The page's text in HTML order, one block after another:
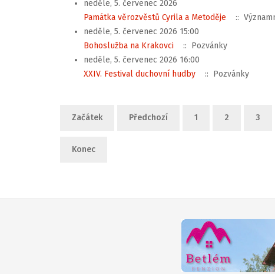
neděle, 5. červenec 2026
Památka věrozvěstů Cyrila a Metoděje
::
neděle, 5. červenec 2026 15:00
Bohoslužba na Krakovci
:: Pozvánky
neděle, 5. červenec 2026 16:00
XXIV. Festival duchovní hudby
:: Pozvánky
Začátek
Předchozí 1 2 3
Konec